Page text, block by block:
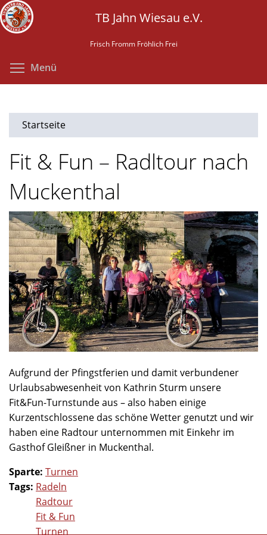
Direkt
zum
Inhalt
TB Jahn Wiesau e.V.
Frisch Fromm Fröhlich Frei
Menü
Startseite
Fit & Fun – Radltour nach
Muckenthal
Aufgrund der Pfingstferien und damit verbundener
Urlaubsabwesenheit von Kathrin Sturm unsere
Fit&Fun-Turnstunde aus – also haben einige
Kurzentschlossene das schöne Wetter genutzt und wir
haben eine Radtour unternommen mit Einkehr im
Gasthof Gleißner in Muckenthal.
Sparte: Turnen
Tags: Radeln
Radtour
Fit & Fun
Turnen